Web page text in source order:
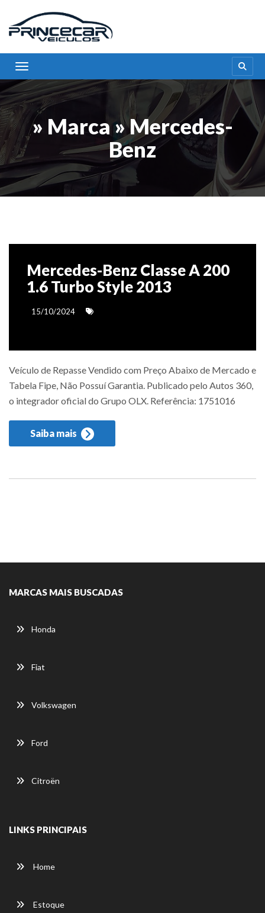
Toggle navigation
» Marca » Mercedes-
Benz
Mercedes-Benz Classe A 200
1.6 Turbo Style 2013
15/10/2024
Veículo de Repasse Vendido com Preço Abaixo de Mercado e
Tabela Fipe, Não Possuí Garantia. Publicado pelo Autos 360,
o integrador oficial do Grupo OLX. Referência: 1751016
Saiba mais
MARCAS MAIS BUSCADAS
Honda
Fiat
Volkswagen
Ford
Citroën
LINKS PRINCIPAIS
Home
Estoque